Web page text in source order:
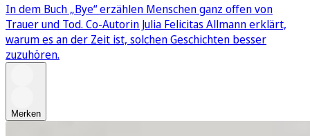
In dem Buch „Bye“ erzählen Menschen ganz offen von
Trauer und Tod. Co-Autorin Julia Felicitas Allmann erklärt,
warum es an der Zeit ist, solchen Geschichten besser
zuzuhören.
Merken